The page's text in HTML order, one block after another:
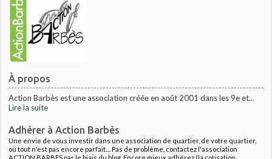
À propos
Action Barbès est une association créée en août 2001 dans les 9e et...
Lire la suite
Adhérer à Action Barbès
Une envie de vous investir dans une association de quartier, de votre quartier,
où tout n'est pas encore parfait.... Pas de problème, contactez l'association